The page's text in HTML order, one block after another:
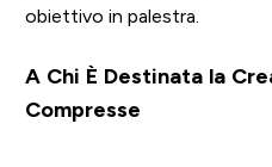
obiettivo in palestra.
A Chi È Destinata la
Compresse